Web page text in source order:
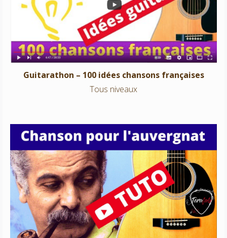
Tous niveaux
Guitarathon – 100 idées chansons françaises
Tous niveaux
Chanson pour l’auvergnat – Georges Brassens
Niveau 2